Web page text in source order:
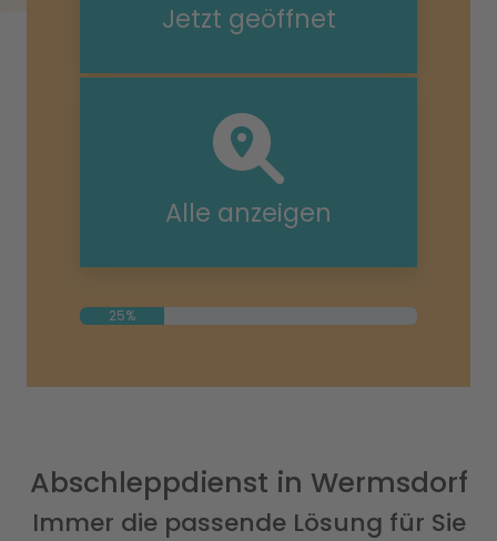
Jetzt geöffnet
Alle anzeigen
25%
Abschleppdienst in Wermsdorf
Immer die passende Lösung für Sie